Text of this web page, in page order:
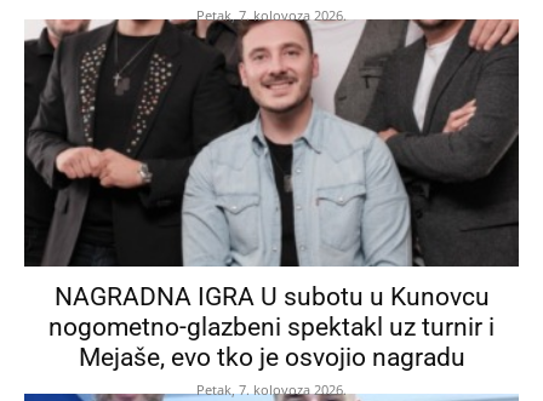
Petak, 7. kolovoza 2026.
NAGRADNA IGRA U subotu u Kunovcu
nogometno-glazbeni spektakl uz turnir i
Mejaše, evo tko je osvojio nagradu
Petak, 7. kolovoza 2026.